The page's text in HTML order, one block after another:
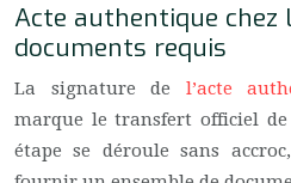
Acte authentique chez
documents requis
La signature de l’acte
marque le transfert officiel
étape se déroule sans